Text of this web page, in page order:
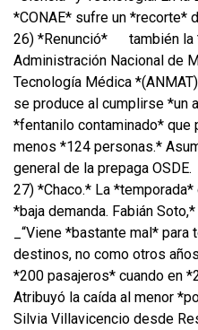
*CONAE* sufre un *recorte*
26) *Renunció*
también
Administración Nacional de
Tecnología Médica
se produce al cumplirse *un
*fentanilo contaminado* que
menos *124 personas.*
general de la prepaga OSDE.
27) *Chaco.* La *temporada*
*baja demanda. Fabián
_“Viene *bastante mal*
destinos, no como otros
*200 pasajeros* cuando en
Atribuyó la caída al menor
Silvia Villavicencio desde